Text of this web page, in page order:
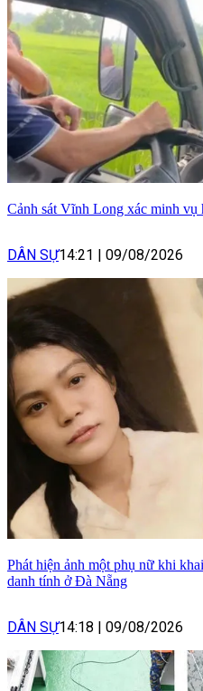
Cảnh sát Vĩnh Long xác minh vụ
DÂN SỰ14:21 09/08/2026
Phát hiện ảnh một phụ nữ khi
danh tính ở Đà Nẵng
DÂN SỰ14:18 09/08/2026